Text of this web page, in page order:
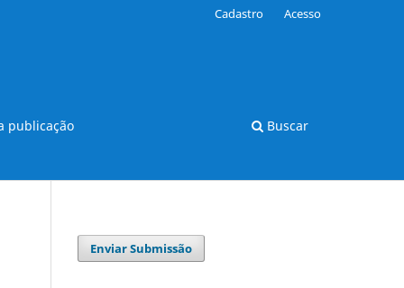
publicação Buscar
Cadastro Acesso
Enviar Submissão